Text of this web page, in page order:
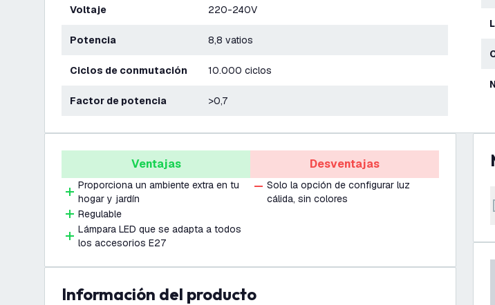
Voltaje 220-240V
Potencia 8,8 vatios
Ciclos de conmutación 10.000 ciclos
Factor de potencia >0,7
Ventajas
Proporciona un ambiente extra en tu
hogar y jardín
Regulable
Lámpara LED que se adapta a todos
los accesorios E27
Desventajas
Solo la opción de configurar luz
cálida, sin colores
información del producto